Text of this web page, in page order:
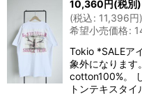
10,360 円(税別)
(税込: 11,396円)
希望小売価格:
Tokio *SALEア
象外になりま
cotton100%。
トンテキスタ